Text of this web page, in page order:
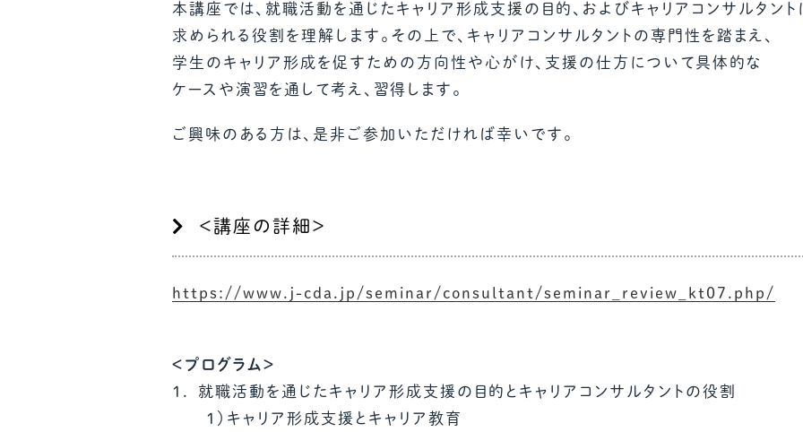
本講座では、就職活動を通じたキャリア形成支援の目的、およびキャリアコンサルタント
求められる役割を理解します。その上で、キャリアコンサルタントの専門性を踏まえ、
学生のキャリア形成を促すための方向性や心がけ、支援の仕方について具体的な
ケースや演習を通して考え、習得します。
ご興味のある方は、是非ご参加いただければ幸いです。
＜講座の詳細＞
https://www.j-cda.jp/seminar/consultant/seminar_review_kt07.php/
＜プログラム＞
１． 就職活動を通じたキャリア形成支援の目的とキャリアコンサルタントの役割
１）キャリア形成支援とキャリア教育